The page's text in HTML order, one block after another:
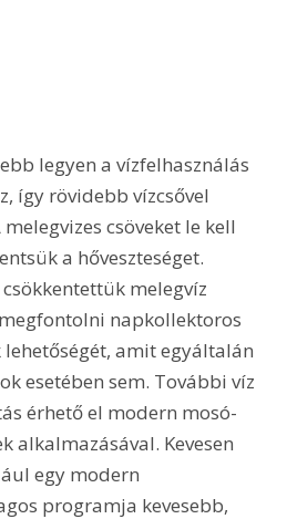
legyen a vízfelhasználás
így rövidebb vízcsővel
csöveket le kell
a hőveszteséget.
melegvíz
napkollektoros
amit egyáltalán
esetében sem. További víz
érhető el modern mosó-
alkalmazásával. Kevesen
egy modern
programja kevesebb,